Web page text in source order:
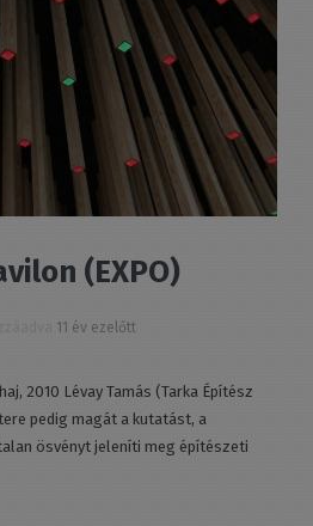
(EXPO)
11 év ezelőtt
2010 Lévay Tamás (Tarka Építész
pedig magát a kutatást, a
ösvényt jeleníti meg építészeti